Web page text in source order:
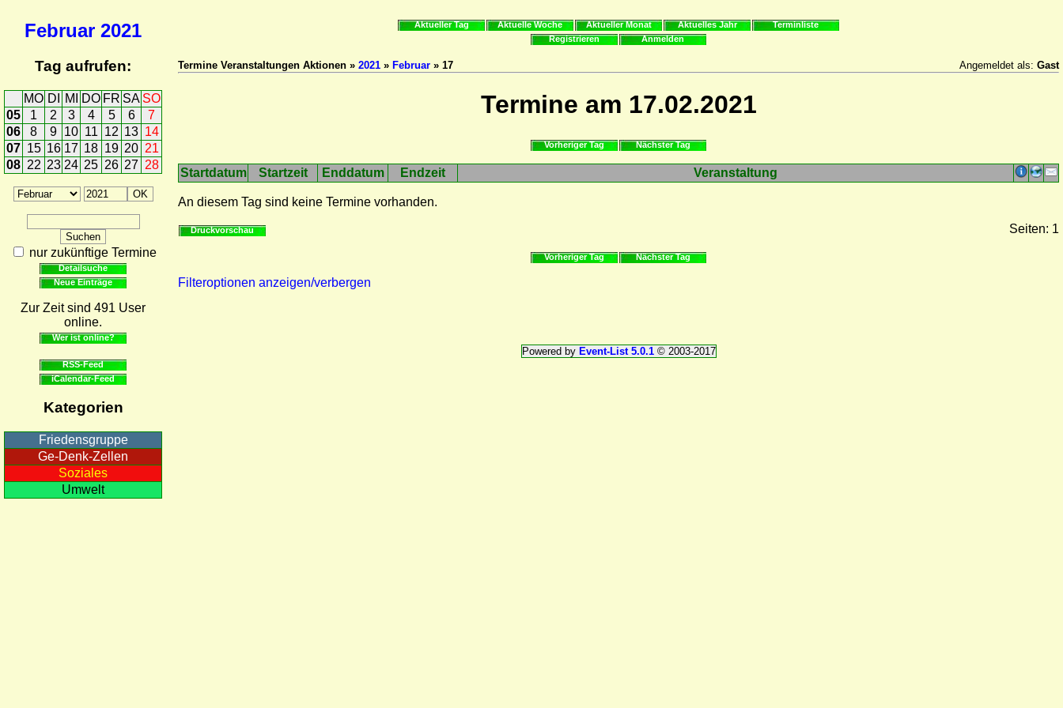
Februar 2021
Tag aufrufen:
MO DI MI DO FR SA SO
05
1 2 3 4 5 6
7
06
8 9 10 11 12 13 14
07 15 16 17 18 19 20 21
08 22 23 24 25 26 27 28
nur zukünftige Termine
Detailsuche
Neue Einträge
Zur Zeit sind 491 User
online.
Wer ist online?
RSS-Feed
iCalendar-Feed
Kategorien
Friedensgruppe
Ge-Denk-Zellen
Soziales
Umwelt
Aktueller Tag Aktuelle Woche Aktueller Monat Aktuelles Jahr
Terminliste
Registrieren
Anmelden
Termine Veranstaltungen Aktionen » 2021 » Februar » 17 Angemeldet als: Gast
Termine am 17.02.2021
Vorheriger Tag Nächster Tag
Startdatum Startzeit Enddatum Endzeit Veranstaltung
An diesem Tag sind keine Termine vorhanden.
Druckvorschau Seiten: 1
Vorheriger Tag Nächster Tag
Filteroptionen anzeigen/verbergen
Powered by Event-List 5.0.1© 2003-2017